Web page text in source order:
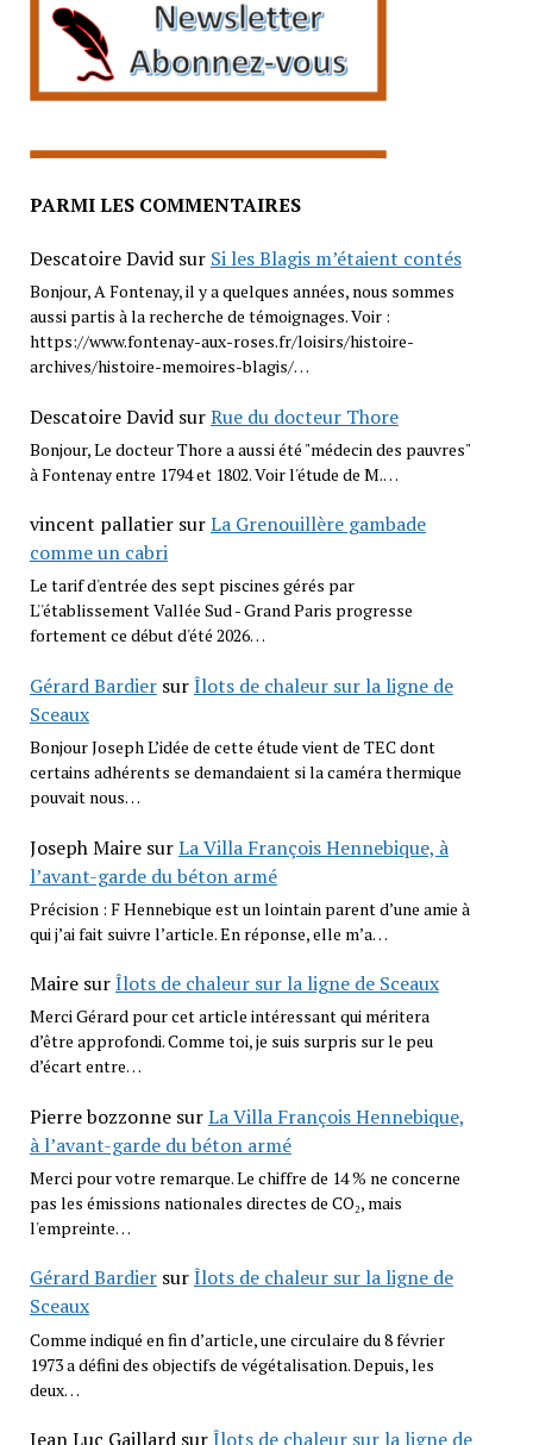
PARMI LES COMMENTAIRES
Descatoire Davidsur Si les Blagis m’étaient contés
Bonjour, A Fontenay, il y a quelques années, nous sommes
aussi partis à la recherche de témoignages. Voir :
https://www.fontenay-aux-roses.fr/loisirs/histoire-
archives/histoire-memoires-blagis/…
Descatoire DavidsurRue du docteur Thore
Bonjour, Le docteur Thore a aussi été "médecin des pauvres"
à Fontenay entre 1794 et 1802. Voir l'étude de M.…
vincent pallatiersurLa Grenouillère gambade
comme un cabri
Le tarif d'entrée des sept piscines gérés par
L''établissement Vallée Sud - Grand Paris progresse
fortement ce début d'été 2026…
Gérard BardiersurÎlots de chaleur sur la ligne de
Sceaux
Bonjour Joseph L’idée de cette étude vient de TEC dont
certains adhérents se demandaient si la caméra thermique
pouvait nous…
Joseph MairesurLa Villa François Hennebique, à
l’avant-garde du béton armé
Précision : F Hennebique est un lointain parent d’une amie à
qui j’ai fait suivre l’article. En réponse, elle m’a…
MairesurÎlots de chaleur sur la ligne de Sceaux
Merci Gérard pour cet article intéressant qui méritera
d’être approfondi. Comme toi, je suis surpris sur le peu
d’écart entre…
Pierre bozzonnesurLa Villa François Hennebique,
à l’avant-garde du béton armé
Merci pour votre remarque. Le chiffre de 14 % ne concerne
pas les émissions nationales directes de CO₂, mais
l'empreinte…
Gérard BardiersurÎlots de chaleur sur la ligne de
Sceaux
Comme indiqué en fin d’article, une circulaire du 8 février
1973 a défini des objectifs de végétalisation. Depuis, les
deux…
Jean Luc GaillardsurÎlots de chaleur sur la ligne de